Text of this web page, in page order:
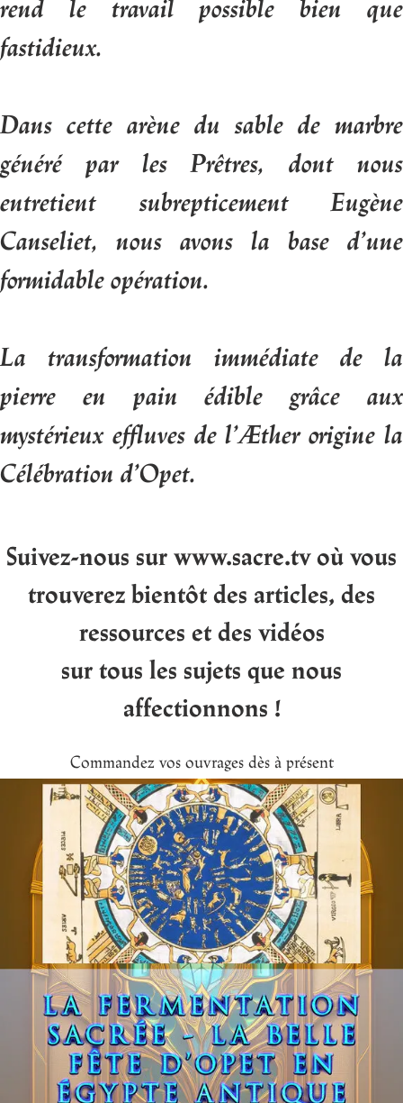
rend le travail possible bien que
fastidieux.
Dans cette arène du sable de marbre
généré par les Prêtres, dont nous
entretient subrepticement Eugène
Canseliet, nous avons la base d’une
formidable opération.
La transformation immédiate de la
pierre en pain édible grâce aux
mystérieux effluves de l’Æther origine la
Célébration d’Opet.
Suivez-nous sur www.sacre.tv où vous
trouverez bientôt des articles, des
ressources et des vidéos
sur tous les sujets que nous
affectionnons !
Commandez vos ouvrages dès à présent